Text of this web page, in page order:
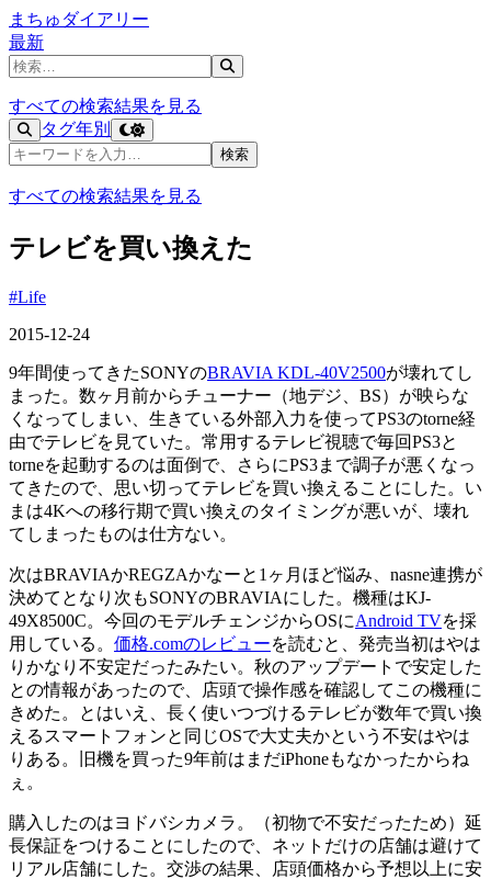
まちゅダイアリー
最新
記事を検索
すべての検索結果を見る
タグ年別
記事を検索
検索
すべての検索結果を見る
テレビを買い換えた
#Life
2015-12-24
9年間使ってきたSONYのBRAVIA KDL-40V2500が壊れてし
まった。数ヶ月前からチューナー（地デジ、BS）が映らな
くなってしまい、生きている外部入力を使ってPS3のtorne経
由でテレビを見ていた。常用するテレビ視聴で毎回PS3と
torneを起動するのは面倒で、さらにPS3まで調子が悪くなっ
てきたので、思い切ってテレビを買い換えることにした。い
まは4Kへの移行期で買い換えのタイミングが悪いが、壊れ
てしまったものは仕方ない。
次はBRAVIAかREGZAかなーと1ヶ月ほど悩み、nasne連携が
決めてとなり次もSONYのBRAVIAにした。機種はKJ-
49X8500C。今回のモデルチェンジからOSにAndroid TVを採
用している。 価格.comのレビューを読むと、発売当初はやは
りかなり不安定だったみたい。秋のアップデートで安定した
との情報があったので、店頭で操作感を確認してこの機種に
きめた。とはいえ、長く使いつづけるテレビが数年で買い換
えるスマートフォンと同じOSで大丈夫かという不安はやは
りある。旧機を買った9年前はまだiPhoneもなかったからね
ぇ。
購入したのはヨドバシカメラ。（初物で不安だったため）延
長保証をつけることにしたので、ネットだけの店舗は避けて
リアル店舗にした。交渉の結果、店頭価格から予想以上に安